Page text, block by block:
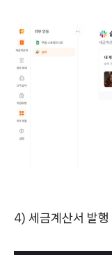
4) 세금계산서 발